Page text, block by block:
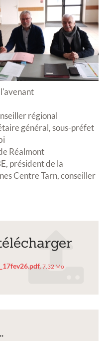
régional
général, sous-préfet
Réalmont
président de la
Centre Tarn, conseiller
7.32 Mo